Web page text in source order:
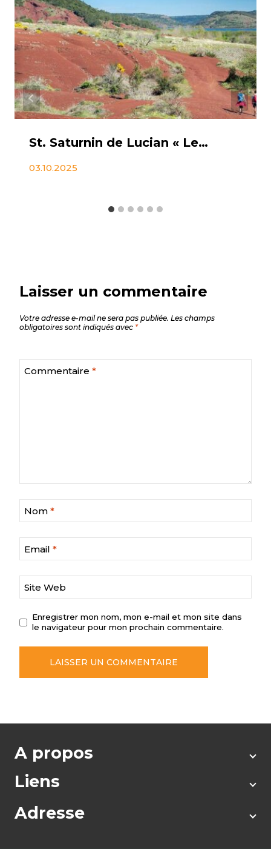
St. Saturnin de Lucian « Le Roc des 2 vierges »
03.10.2025
Laisser un commentaire
Votre adresse e-mail ne sera pas publiée. Les champs
obligatoires sont indiqués avec *
Commentaire *
Nom *
Email *
Site Web
Enregistrer mon nom, mon e-mail et mon site dans
le navigateur pour mon prochain commentaire.
A propos
Liens
Adresse